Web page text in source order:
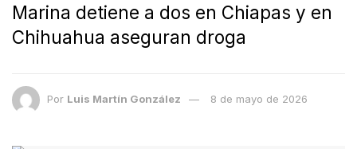
Marina detiene a dos en Chiapas y en
Chihuahua aseguran droga
Por Luis Martín González 8 de mayo de 2026